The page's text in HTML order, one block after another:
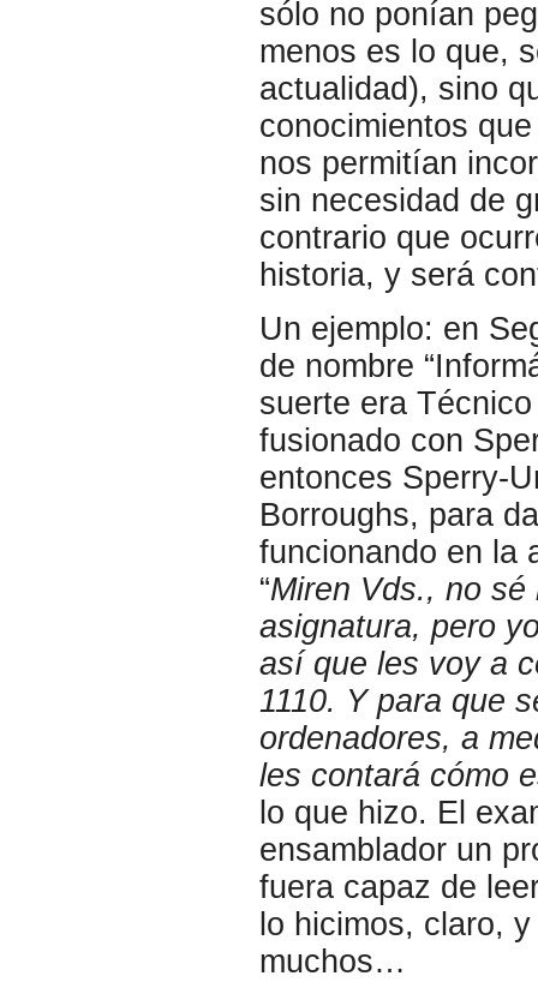
sólo no ponían
menos es lo que,
actualidad), sino
conocimientos
nos permitían
sin necesidad de
contrario que
historia, y será
Un ejemplo: en
de nombre
suerte era
fusionado con
entonces Sperry-
Borroughs, para
funcionando en la
“Miren Vds., no
asignatura, pero
así que les voy a
1110. Y para que
ordenadores, a
les contará cómo
lo que hizo. El
ensamblador un
fuera capaz de
lo hicimos, claro,
muchos…